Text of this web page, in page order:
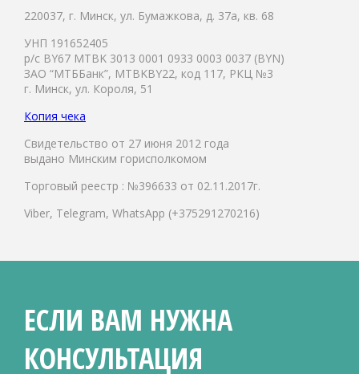
220037, г. Минск, ул. Бумажкова, д. 37а, кв. 68
УНП 191652405
р/с BY67 MTBK 3013 0001 0933 0003 0037 (BYN)
ЗАО “МТББанк”, MTBKBY22, код 117, РКЦ №3
г. Минск, ул. Короля, 51
Копия чека
Свидетельство от 27 июня 2012 года
выдано Минским горисполкомом
Торговый реестр : №396633 от 02.11.2017г.
Viber, Telegram, WhatsApp (+375291270216)
ЕСЛИ ВАМ НУЖНА
КОНСУЛЬТАЦИЯ